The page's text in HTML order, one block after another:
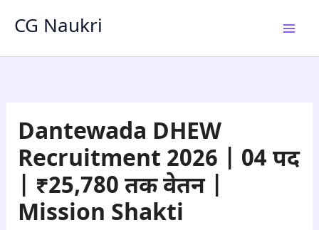
CG Naukri
Dantewada DHEW
Recruitment 2026 | 04 पद
| ₹25,780 तक वेतन |
Mission Shakti